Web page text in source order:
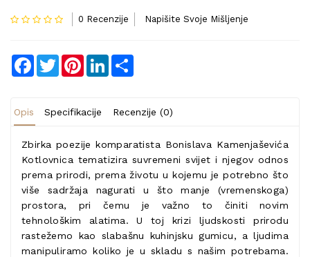
0 Recenzije Napišite Svoje Mišljenje
Facebook
TwitterPinterestLinkedIn
Opis Specifikacije Recenzije (0)
Zbirka poezije komparatista Bonislava Kamenjaševića
Kotlovnica tematizira suvremeni svijet i njegov odnos
prema prirodi, prema životu u kojemu je potrebno što
više sadržaja nagurati u što manje (vremenskoga)
prostora, pri čemu je važno to činiti novim
tehnološkim alatima. U toj krizi ljudskosti prirodu
rastežemo kao slabašnu kuhinjsku gumicu, a ljudima
manipuliramo koliko je u skladu s našim potrebama.